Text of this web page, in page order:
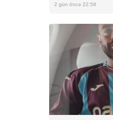
2 gün öncə 22:58